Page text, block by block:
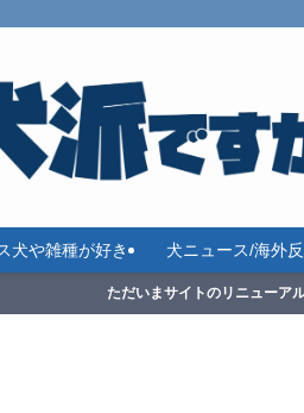
犬や雑種が好き 犬ニュース/海外
ただいまサイトのリニューアル